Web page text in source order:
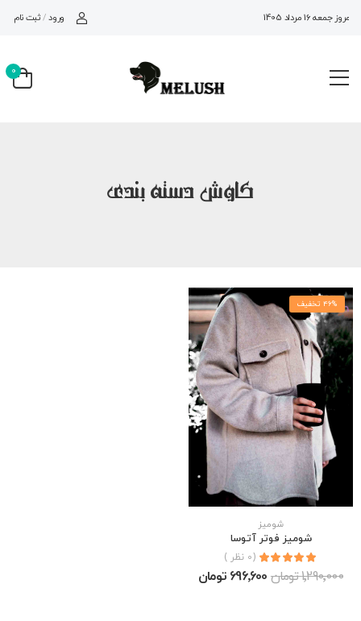
امروز جمعه 16 مرداد 1405 ورود / ثبت نام
0
کاوش دسته بندی
46% تخفیف
شوميز
شوميز فوتر آتوسا
(0 نظر )
1٬290٬000 تومان 696٬600 تومان